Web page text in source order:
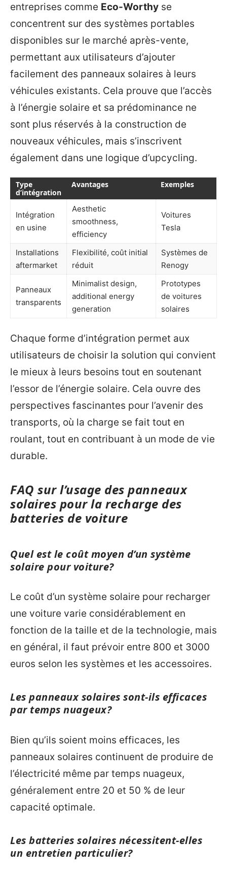
entreprises comme Eco-Worthy se
concentrent sur des systèmes portables
disponibles sur le marché après-vente,
permettant aux utilisateurs d’ajouter
facilement des panneaux solaires à leurs
véhicules existants. Cela prouve que l’accès
à l’énergie solaire et sa prédominance ne
sont plus réservés à la construction de
nouveaux véhicules, mais s’inscrivent
également dans une logique d’upcycling.
Type
d’intégration
Avantages Exemples
Intégration
en usine
Aesthetic
smoothness,
efficiency
Voitures
Tesla
Installations
aftermarket
Flexibilité, coût initial
réduit
Systèmes de
Renogy
Panneaux
transparents
Minimalist design,
additional energy
generation
Prototypes
de voitures
solaires
Chaque forme d’intégration permet aux
utilisateurs de choisir la solution qui convient
le mieux à leurs besoins tout en soutenant
l’essor de l’énergie solaire. Cela ouvre des
perspectives fascinantes pour l’avenir des
transports, où la charge se fait tout en
roulant, tout en contribuant à un mode de vie
durable.
FAQ sur l’usage des panneaux
solaires pour la recharge des
batteries de voiture
Quel est le coût moyen d’un système
solaire pour voiture?
Le coût d’un système solaire pour recharger
une voiture varie considérablement en
fonction de la taille et de la technologie, mais
en général, il faut prévoir entre 800 et 3000
euros selon les systèmes et les accessoires.
Les panneaux solaires sont-ils efficaces
par temps nuageux?
Bien qu’ils soient moins efficaces, les
panneaux solaires continuent de produire de
l’électricité même par temps nuageux,
généralement entre 20 et 50 % de leur
capacité optimale.
Les batteries solaires nécessitent-elles
un entretien particulier?